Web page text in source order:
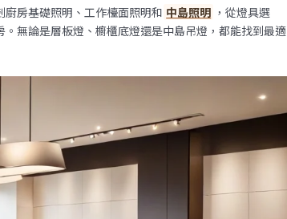
房基礎照明、工作檯面照明和 中島照明 ，從燈具選
無論是層板燈、櫥櫃底燈還是中島吊燈，都能找到最適